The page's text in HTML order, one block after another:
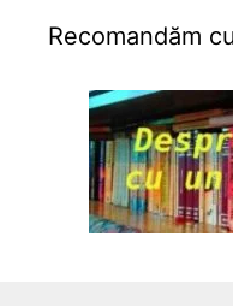
Recomandăm